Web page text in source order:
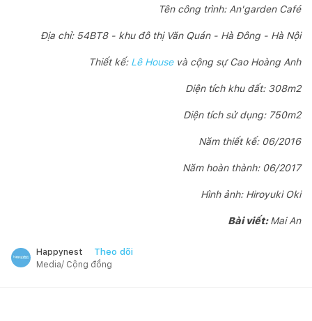
Tên công trình: An'garden Café
Địa chỉ: 54BT8 - khu đô thị Văn Quán - Hà Đông - Hà Nội
Thiết kế: Lê Housevà cộng sự Cao Hoàng Anh
Diện tích khu đất: 308m2
Diện tích sử dụng: 750m2
Năm thiết kế: 06/2016
Năm hoàn thành: 06/2017
Hình ảnh: Hiroyuki Oki
Bài viết:Mai An
Happynest Theo dõi
Media/ Cộng đồng